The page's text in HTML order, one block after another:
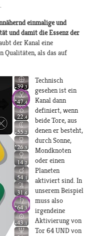
einmalige und
und damit die Essenz der
der Kanal eine
Qualitäten, als das auf
Technisch
gesehen ist ein
Kanal dann
definiert, wenn
beide Tore, aus
denen er besteht,
durch Sonne,
Mondknoten
oder einen
Planeten
aktiviert sind. In
unserem Beispiel
muss also
irgendeine
Aktivierung von
Tor 64 UND von